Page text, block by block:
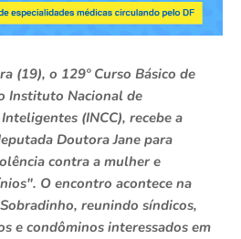
(19), o 129º Curso Básico de
Instituto Nacional de
(INCC), recebe a
Doutora Jane para
contra a mulher e
O encontro acontece na
reunindo síndicos,
e condôminos interessados em